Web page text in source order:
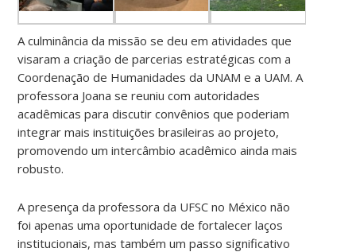
A culminância da missão se deu em atividades que
visaram a criação de parcerias estratégicas com a
Coordenação de Humanidades da UNAM e a UAM. A
professora Joana se reuniu com autoridades
acadêmicas para discutir convênios que poderiam
integrar mais instituições brasileiras ao projeto,
promovendo um intercâmbio acadêmico ainda mais
robusto.
A presença da professora da UFSC no México não
foi apenas uma oportunidade de fortalecer laços
institucionais, mas também um passo significativo